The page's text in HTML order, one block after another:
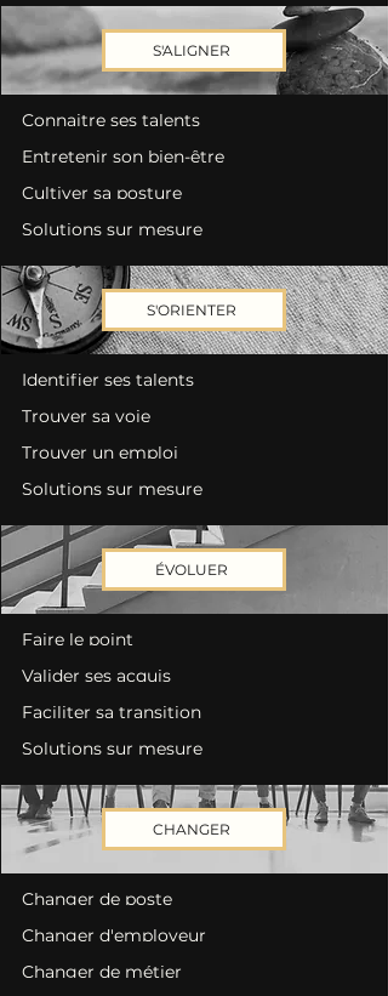
S'ALIGNER
Connaitre ses talents
Entretenir son bien-être
Cultiver sa posture
Solutions sur mesure
S'ORIENTER
Identifier ses talents
Trouver sa voie
Trouver un emploi
Solutions sur mesure
ÉVOLUER
Faire le point
Valider ses acquis
Faciliter sa transition
Solutions sur mesure
CHANGER
Changer de poste
Changer d'employeur
Changer de métier